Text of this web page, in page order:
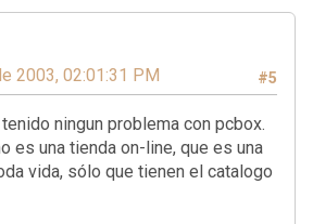
#5
2003, 02:01:31 PM
ningun problema con pcbox.
es una tienda on-line, que es una
vida, sólo que tienen el catalogo